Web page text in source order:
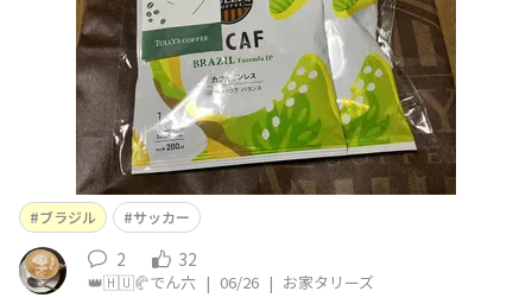
ブラジル サッカー
2 32
👑🇭🇺🥐でん六 | 06/26 | お家タリーズ